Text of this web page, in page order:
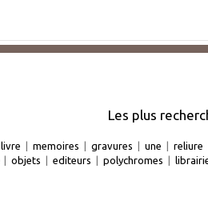
Les plus
livre | memoires | gravures | une | reliure
| objets | editeurs | polychromes |